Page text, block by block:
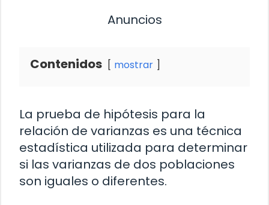
Anuncios
Contenidos mostrar
La prueba de hipótesis para la
relación de varianzas es una técnica
estadística utilizada para determinar
si las varianzas de dos poblaciones
son iguales o diferentes.